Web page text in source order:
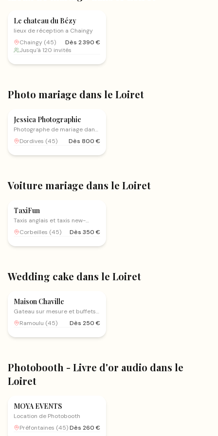
Le chateau du Bézy
lieux de réception a Chaingy
Chaingy (45) Dès 2 390€
Jusqu'à 120 invités
Photo mariage dans le Loiret
Photo mariage
Jessica Photographie
Photographe de mariage dans
le Loiret, la Seine et Marne, la
Bourgogne et alentours
Dordives (45) Dès 800€
Voiture mariage dans le Loiret
Voiture mariage
TaxiFun
Taxis anglais et taxis new-
yorkais avec chauffeur
Corbeilles (45) Dès 350€
Wedding cake dans le Loiret
Wedding cake
Maison Chaville
Gateau sur mesure et buffets
gourmands
Ramoulu (45) Dès 250€
Photobooth - Livre d'or audio dans le
Loiret
Photobooth - Livre d'or
audio
MOYA EVENTS
Location de Photobooth
Préfontaines (45)Dès 260€